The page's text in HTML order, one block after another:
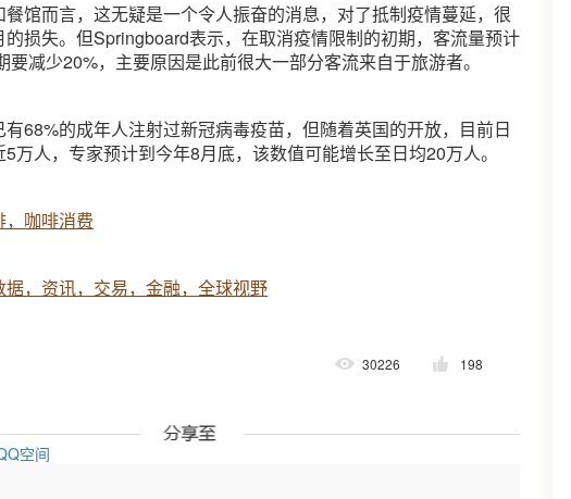
馆而言，这无疑是一个令人振奋的消息，对了抵制疫情蔓延，很
的损失。但Springboard表示，在取消疫情限制的初期，客流量预计
要减少20%，主要原因是此前很大一部分客流来自于旅游者。
68%的成年人注射过新冠病毒疫苗，但随着英国的开放，目前日
万人，专家预计到今年8月底，该数值可能增长至日均20万人。
，咖啡消费
，资讯，交易，金融，全球视野
30226 198
空间